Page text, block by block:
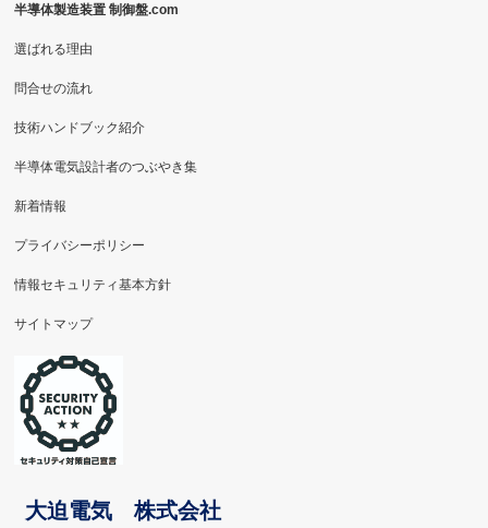
半導体製造装置 制御盤.com
選ばれる理由
問合せの流れ
技術ハンドブック紹介
半導体電気設計者のつぶやき集
新着情報
プライバシーポリシー
情報セキュリティ基本方針
サイトマップ
大迫電気 株式会社